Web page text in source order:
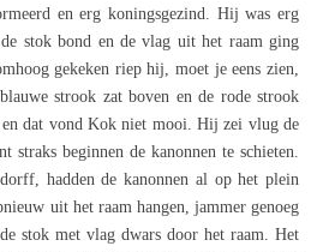
en erg koningsgezind. Hij was erg
stok bond en de vlag uit het raam ging
gekeken riep hij, moet je eens zien,
strook zat boven en de rode strook
en dat vond Kok niet mooi. Hij zei vlug de
straks beginnen de kanonnen te schieten.
hadden de kanonnen al op het plein
uit het raam hangen, jammer genoeg
stok met vlag dwars door het raam. Het